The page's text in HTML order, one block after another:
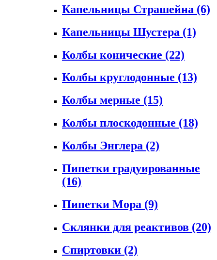
Капельницы Страшейна (6)
Капельницы Шустера (1)
Колбы конические (22)
Колбы круглодонные (13)
Колбы мерные (15)
Колбы плоскодонные (18)
Колбы Энглера (2)
Пипетки градуированные
(16)
Пипетки Мора (9)
Склянки для реактивов (20)
Спиртовки (2)